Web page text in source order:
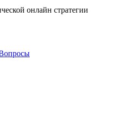
онлайн стратегии